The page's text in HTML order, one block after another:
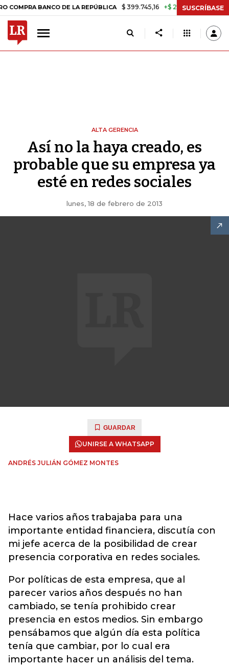
BANCO DE LA REPÚBLICA $ 399.745,16 +$ 2.295,71 +0,58%
SUSCRÍBASE
ALTA GERENCIA
Así no la haya creado, es
probable que su empresa ya
esté en redes sociales
lunes, 18 de febrero de 2013
GUARDAR
UNIRSE A WHATSAPP
ANDRÉS JULIÁN GÓMEZ MONTES
Hace varios años trabajaba para una
importante entidad financiera, discutía con
mi jefe acerca de la posibilidad de crear
presencia corporativa en redes sociales.
Por políticas de esta empresa, que al
parecer varios años después no han
cambiado, se tenía prohibido crear
presencia en estos medios. Sin embargo
pensábamos que algún día esta política
tenía que cambiar, por lo cual era
importante hacer un análisis del tema.